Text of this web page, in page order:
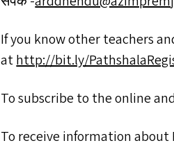
If you know other teachers
athttp://​bit​.ly/​
To subscribe to the online
To receive information